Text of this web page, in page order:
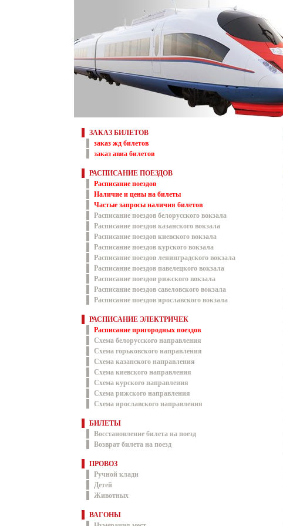
ЗАКАЗ БИЛЕТОВ
заказ жд билетов
заказ авиа билетов
РАСПИСАНИЕ ПОЕЗДОВ
Расписание поездов
Наличие и цены на билеты
Частые запросы наличия билетов
Расписание поездов белорусского вокзала
Расписание поездов казанского вокзала
Расписание поездов киевского вокзала
Расписание поездов курского вокзала
Расписание поездов ленинградского вокзала
Расписание поездов павелецкого вокзала
Расписание поездов рижского вокзала
Расписание поездов савеловского вокзала
Расписание поездов ярославского вокзала
РАСПИСАНИЕ ЭЛЕКТРИЧЕК
Расписание пригородных поездов
Схема белорусского направления
Схема горьковского направления
Схема казанского направления
Схема киевского направления
Схема курского направления
Схема рижского направления
Схема ярославского направления
БИЛЕТЫ
Восстановление билета на поезд
Возврат билета на поезд
ПРОВОЗ
Ручной клади
Детей
Животных
ВАГОНЫ